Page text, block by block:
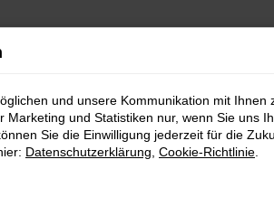
und unsere Kommunikation mit Ihnen
und Statistiken nur, wenn Sie uns
Sie die Einwilligung jederzeit für die
Datenschutzerklärung Cookie-Richtlinie